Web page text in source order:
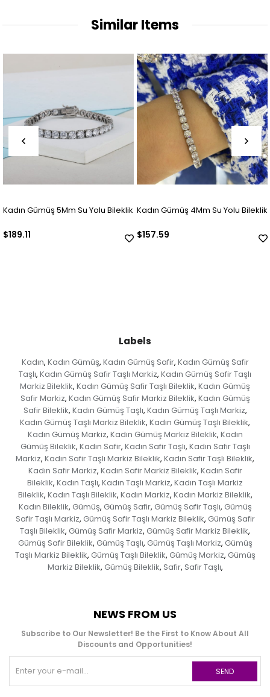
Similar Items
Bileklik Kadın Gümüş 4Mm Su Yolu Bileklik Kadın Gümüş Ajda Bilezik
Labels
Kadın, Kadın Gümüş, Kadın Gümüş Safir, Kadın Gümüş Safir
Taşlı, Kadın Gümüş Safir Taşlı Markiz, Kadın Gümüş Safir Taşlı
Markiz Bileklik, Kadın Gümüş Safir Taşlı Bileklik, Kadın Gümüş
Safir Markiz, Kadın Gümüş Safir Markiz Bileklik, Kadın Gümüş
Safir Bileklik, Kadın Gümüş Taşlı, Kadın Gümüş Taşlı Markiz,
Kadın Gümüş Taşlı Markiz Bileklik, Kadın Gümüş Taşlı Bileklik,
Kadın Gümüş Markiz, Kadın Gümüş Markiz Bileklik, Kadın
Gümüş Bileklik, Kadın Safir, Kadın Safir Taşlı, Kadın Safir Taşlı
Markiz, Kadın Safir Taşlı Markiz Bileklik, Kadın Safir Taşlı Bileklik,
Kadın Safir Markiz, Kadın Safir Markiz Bileklik, Kadın Safir
Bileklik, Kadın Taşlı, Kadın Taşlı Markiz, Kadın Taşlı Markiz
Bileklik, Kadın Taşlı Bileklik, Kadın Markiz, Kadın Markiz Bileklik,
Kadın Bileklik, Gümüş, Gümüş Safir, Gümüş Safir Taşlı, Gümüş
Safir Taşlı Markiz, Gümüş Safir Taşlı Markiz Bileklik, Gümüş Safir
Taşlı Bileklik, Gümüş Safir Markiz, Gümüş Safir Markiz Bileklik,
Gümüş Safir Bileklik, Gümüş Taşlı, Gümüş Taşlı Markiz, Gümüş
Taşlı Markiz Bileklik, Gümüş Taşlı Bileklik, Gümüş Markiz, Gümüş
Markiz Bileklik, Gümüş Bileklik, Safir, Safir Taşlı,
NEWS FROM US
Subscribe to Our Newsletter! Be the First to Know About All
Discounts and Opportunities!
SEND